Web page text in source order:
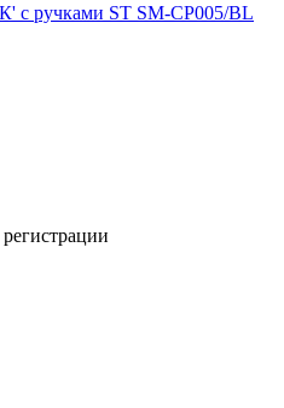
ручками ST SM-CP005/BL